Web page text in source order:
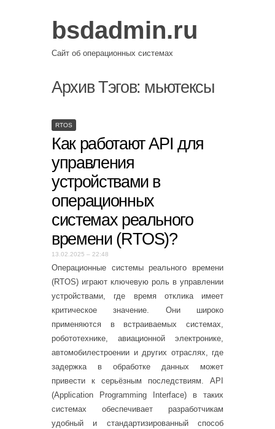
bsdadmin.ru
Сайт об операционных системах
Архив Тэгов: мьютексы
RTOS
Как работают API для
управления
устройствами в
операционных
системах реального
времени (RTOS)?
13.02.2025 – 22:48
Операционные системы реального времени
(RTOS) играют ключевую роль в управлении
устройствами, где время отклика имеет
критическое значение. Они широко
применяются в встраиваемых системах,
робототехнике, авиационной электронике,
автомобилестроении и других отраслях, где
задержка в обработке данных может
привести к серьёзным последствиям. API
(Application Programming Interface) в таких
системах обеспечивает разработчикам
удобный и стандартизированный способ